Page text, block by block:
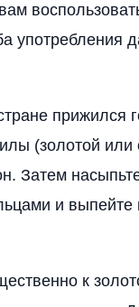
употребления
прижился
(золотой или
Затем
и
к